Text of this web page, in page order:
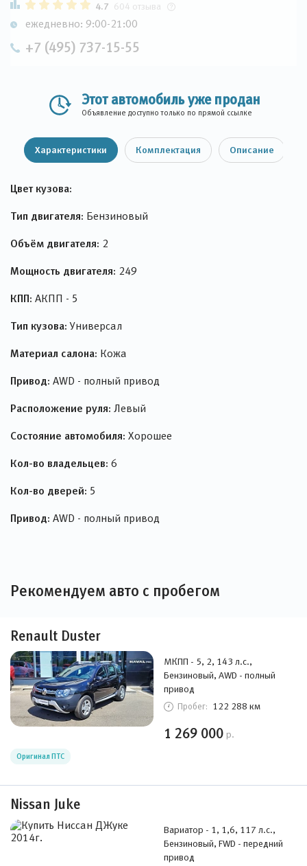
4.7 604 отзыва
ежедневно: 9:00-21:00
+7 (495) 737-15-55
Этот автомобиль уже продан
Объявление доступно только по прямой ссылке
Характеристики Комплектация Описание
Цвет кузова:
Тип двигателя: Бензиновый
Объём двигателя: 2
Мощность двигателя: 249
КПП: АКПП - 5
Тип кузова: Универсал
Материал салона: Кожа
Привод: AWD - полный привод
Расположение руля: Левый
Состояние автомобиля: Хорошее
Кол-во владельцев: 6
Кол-во дверей: 5
Привод: AWD - полный привод
Рекомендуем авто с пробегом
Renault Duster
МКПП - 5, 2, 143 л.с.,
Бензиновый, AWD - полный
привод
Пробег: 122 288 км
1 269 000 р.
Оригинал ПТС
Nissan Juke
Вариатор - 1, 1,6, 117 л.с.,
Бензиновый, FWD - передний
привод